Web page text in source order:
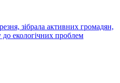
зібрала активних громадян,
до екологічних проблем